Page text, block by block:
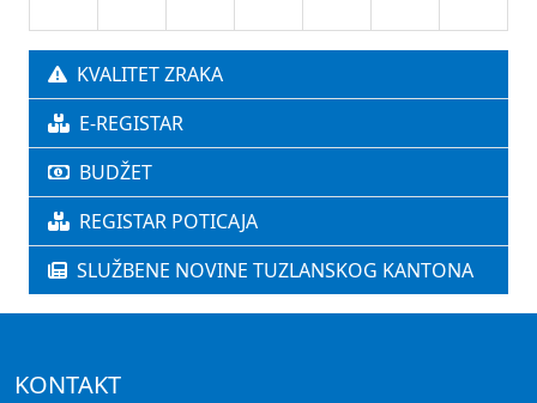
KVALITET ZRAKA
E-REGISTAR
BUDŽET
REGISTAR POTICAJA
SLUŽBENE NOVINE TUZLANSKOG KANTONA
KONTAKT